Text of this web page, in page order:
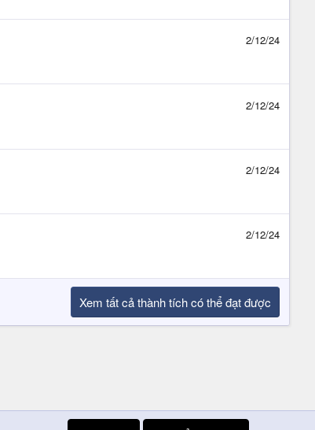
2/12/24
2/12/24
2/12/24
2/12/24
Xem tất cả thành tích có thể đạt được